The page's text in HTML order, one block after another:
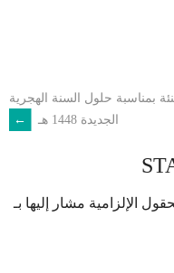
بمناسبة حلول السنة الهجرية
الجديدة 1448 هـ
→
الإلزامية مشار إليها بـ